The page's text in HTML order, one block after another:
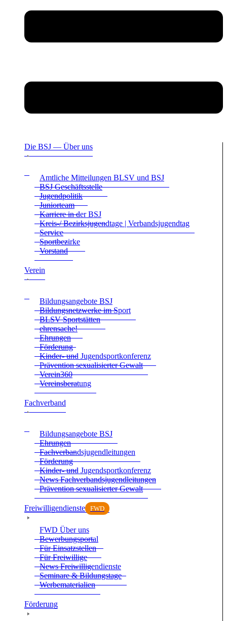
Die BSJ — Über uns
Amt­li­che Mit­tei­lun­gen BLSV und BSJ
BSJ Geschäfts­stelle
Jugend­po­li­tik
Juni­or­team
Kar­riere in der BSJ
Kreis-/ Bezirks­ju­gend­tage | Ver­bands­ju­gend­tag
Ser­vice
Sport­be­zirke
Vor­stand
Ver­ein
Bil­dungs­an­ge­bote BSJ
Bil­dungs­netz­werke im Sport
BLSV Sport­stät­ten
ehren­sa­che!
Ehrun­gen
För­de­rung
Kin­der- und Jugend­sport­kon­fe­renz
Prä­ven­tion sexua­li­sier­ter Gewalt
Verein360
Ver­eins­be­ra­tung
Fach­ver­band
Bil­dungs­an­ge­bote BSJ
Ehrun­gen
Fach­ver­bands­ju­gend­lei­tun­gen
För­de­rung
Kin­der- und Jugend­sport­kon­fe­renz
News Fach­ver­bands­ju­gend­lei­tun­gen
Prä­ven­tion sexua­li­sier­ter Gewalt
Frei­wil­li­gen­dienste FWD
FWD Über uns
Bewer­bungs­por­tal
Für Ein­satz­stel­len
Für Frei­wil­lige
News Frei­wil­li­gen­dienste
Semi­nare & Bil­dungs­tage
Wer­be­ma­te­ria­lien
För­de­rung